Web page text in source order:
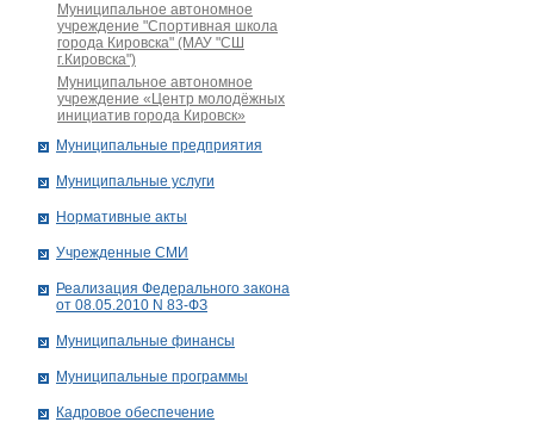
Муниципальное автономное
учреждение "Спортивная школа
города Кировска" (МАУ "СШ
г.Кировска")
Муниципальное автономное
учреждение «Центр молодёжных
инициатив города Кировск»
Муниципальные предприятия
Муниципальные услуги
Нормативные акты
Учрежденные СМИ
Реализация Федерального закона
от 08.05.2010 N 83-ФЗ
Муниципальные финансы
Муниципальные программы
Кадровое обеспечение